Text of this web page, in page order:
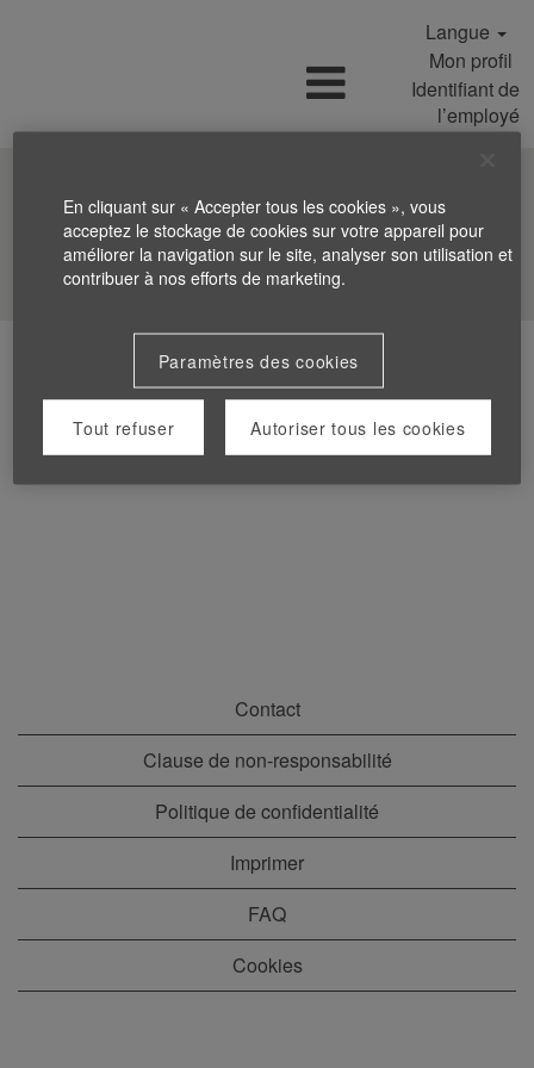
Langue
Mon profil
Identifiant de
l’employé
Rechercher les offres
Contact
Clause de non-responsabilité
Politique de confidentialité
Imprimer
FAQ
Cookies
En cliquant sur « Accepter tous les cookies », vous
acceptez le stockage de cookies sur votre appareil pour
améliorer la navigation sur le site, analyser son utilisation et
contribuer à nos efforts de marketing.
Paramètres des cookies
Tout refuser Autoriser tous les cookies